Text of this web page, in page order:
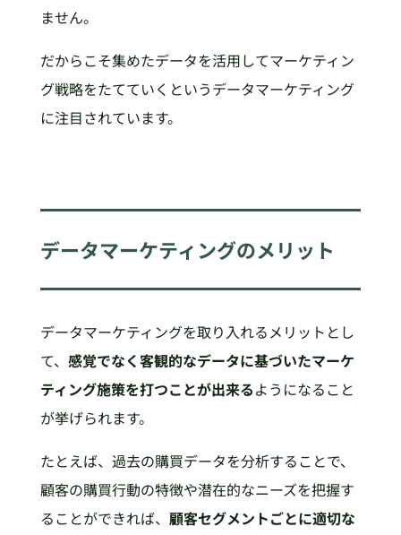
ません。
だからこそ集めたデータを活用してマーケティン
グ戦略をたてていくというデータマーケティング
に注目されています。
データマーケティングのメリット
データマーケティングを取り入れるメリットとし
て、 感覚でなく客観的なデータに基づいたマーケ
ティング施策を打つことが出来るようになること
が挙げられます。
たとえば、過去の購買データを分析することで、
顧客の購買行動の特徴や潜在的なニーズを把握す
ることができれば、 顧客セグメントごとに適切な